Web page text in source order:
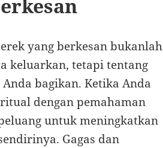
yang berkesan bukanlah
keluarkan, tetapi tentang
bagikan. Ketika Anda
dengan pemahaman
untuk meningkatkan
Gagas dan